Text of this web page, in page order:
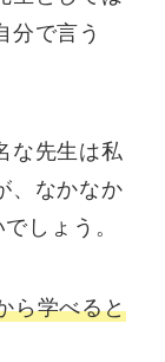
分で言う
な先生は私
、なかなか
しょう。
ら学べると